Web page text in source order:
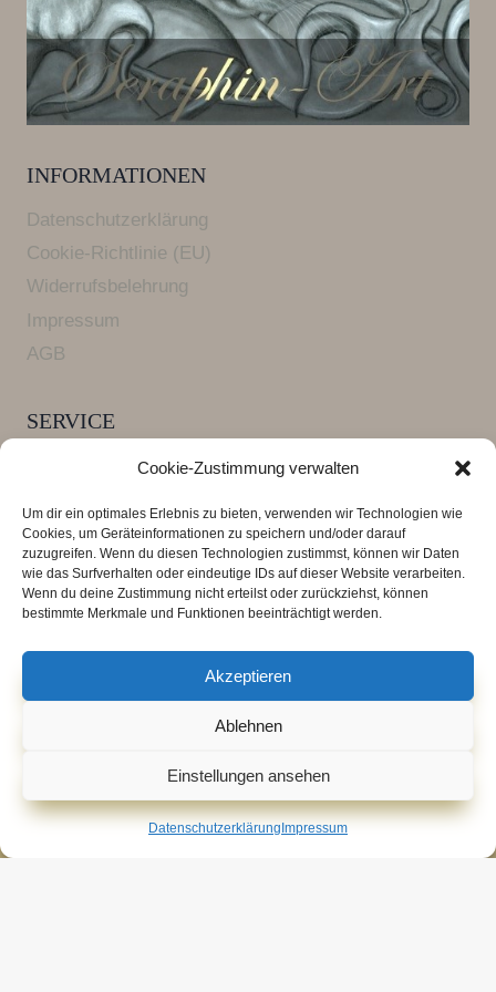
Cookie-Zustimmung verwalten
Um dir ein optimales Erlebnis zu bieten, verwenden wir Technologien wie
Cookies, um Geräteinformationen zu speichern und/oder darauf
zuzugreifen. Wenn du diesen Technologien zustimmst, können wir Daten
wie das Surfverhalten oder eindeutige IDs auf dieser Website verarbeiten.
Wenn du deine Zustimmung nicht erteilst oder zurückziehst, können
bestimmte Merkmale und Funktionen beeinträchtigt werden.
Akzeptieren
Ablehnen
Einstellungen ansehen
Datenschutzerklärung Impressum
INFORMATIONEN
Datenschutzerklärung
Cookie-Richtlinie (EU)
Widerrufsbelehrung
Impressum
AGB
SERVICE
Versandkosten und Lieferzeiten
Zahlungsarten
*** Alle Preise verstehen sich inklusive der
Versandkosten
Lieferzeit 3 - 4 Tage
© 2006 - 2026 Seraphin-Art